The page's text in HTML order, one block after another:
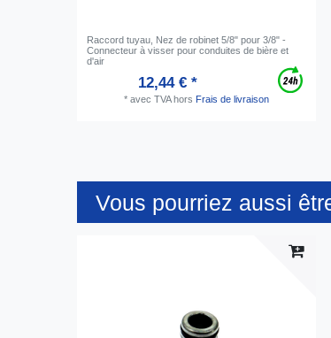
Raccord tuyau, Nez de robinet 5/8" pour 3/8" -
Connecteur à visser pour conduites de bière et
d'air
12,44 € *
* avec TVAhors Frais de livraison
Vous pourriez aussi